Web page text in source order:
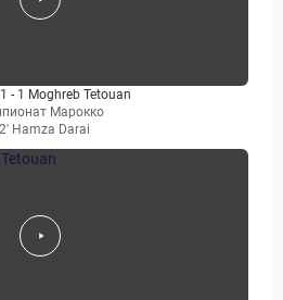
- 1 Moghreb Tetouan
Марокко
Hamza Darai